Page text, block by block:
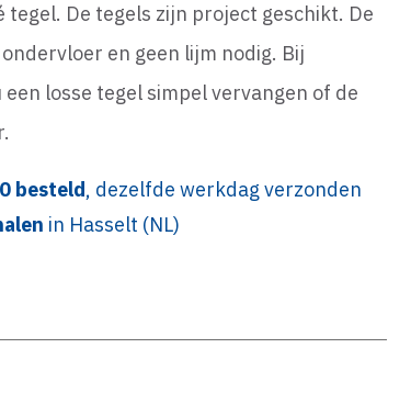
De tegels zijn project geschikt. De
en geen lijm nodig. Bij
losse tegel simpel vervangen of de
besteld, dezelfde werkdag verzonden
in Hasselt (NL)